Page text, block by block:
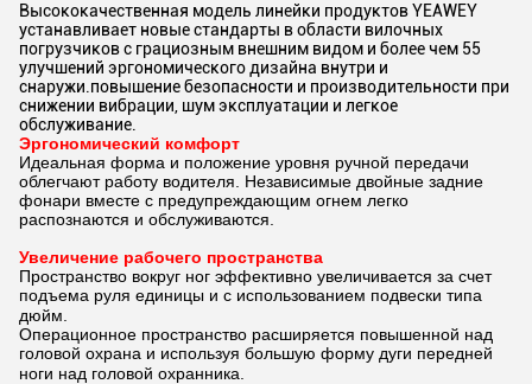
Высококачественная модель линейки продуктов YEAWEY
устанавливает новые стандарты в области вилочных
погрузчиков с грациозным внешним видом и более чем 55
улучшений эргономического дизайна внутри и
снаружи.повышение безопасности и производительности при
снижении вибрации, шум эксплуатации и легкое
обслуживание.
Эргономический комфорт
Идеальная форма и положение уровня ручной передачи
облегчают работу водителя. Независимые двойные задние
фонари вместе с предупреждающим огнем легко
распознаются и обслуживаются.
Увеличение рабочего пространства
Пространство вокруг ног эффективно увеличивается за счет
подъема руля единицы и с использованием подвески типа
дюйм.
Операционное пространство расширяется повышенной над
головой охрана и используя большую форму дуги передней
ноги над головой охранника.